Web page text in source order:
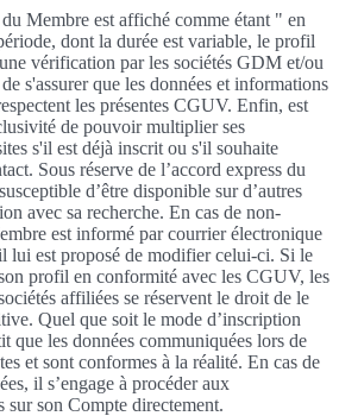
Membre est affiché comme étant " en
dont la durée est variable, le profil
vérification par les sociétés GDM et/ou
s'assurer que les données et informations
les présentes CGUV. Enfin, est
de pouvoir multiplier ses
s'il est déjà inscrit ou s'il souhaite
Sous réserve de l’accord express du
d’être disponible sur d’autres
avec sa recherche. En cas de non-
est informé par courrier électronique
lui est proposé de modifier celui-ci. Si le
profil en conformité avec les CGUV, les
affiliées se réservent le droit de le
Quel que soit le mode d’inscription
que les données communiquées lors de
et sont conformes à la réalité. En cas de
il s’engage à procéder aux
sur son Compte directement.